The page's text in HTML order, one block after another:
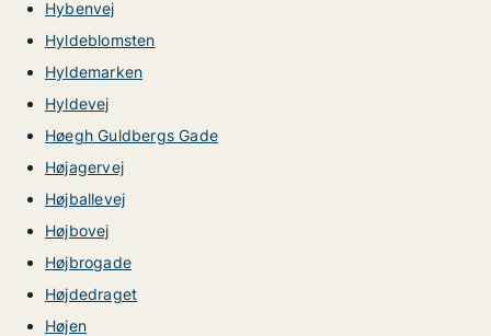
Hybenvej
Hyldeblomsten
Hyldemarken
Hyldevej
Høegh Guldbergs Gade
Højagervej
Højballevej
Højbovej
Højbrogade
Højdedraget
Højen